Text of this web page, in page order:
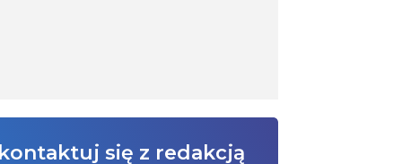
się z redakcją